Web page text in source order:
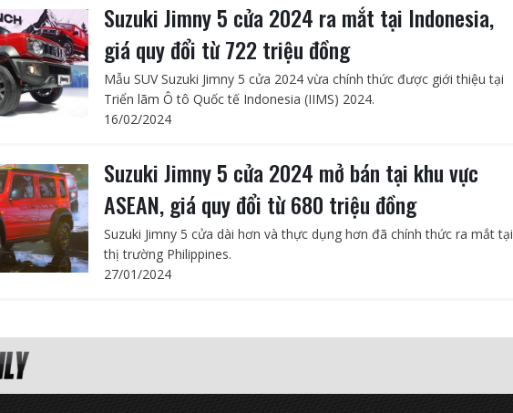
Suzuki Jimny 5 cửa 2024 ra mắt tại Indonesia,
giá quy đổi từ 722 triệu đồng
Mẫu SUV Suzuki Jimny 5 cửa 2024 vừa chính thức được giới thiệu tại
Triển lãm Ô tô Quốc tế Indonesia (IIMS) 2024.
16/02/2024
Suzuki Jimny 5 cửa 2024 mở bán tại khu vực
ASEAN, giá quy đổi từ 680 triệu đồng
Suzuki Jimny 5 cửa dài hơn và thực dụng hơn đã chính thức ra mắt tại
thị trường Philippines.
27/01/2024